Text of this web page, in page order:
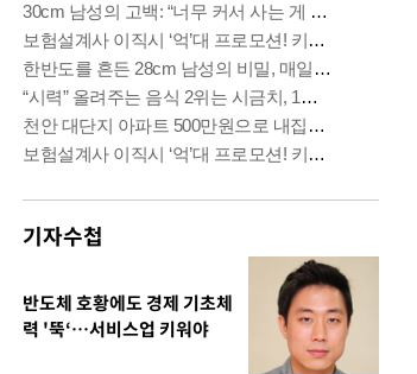
기자수첩
반도체 호황에도 경제 기초체
력 '뚝‘…서비스업 키워야